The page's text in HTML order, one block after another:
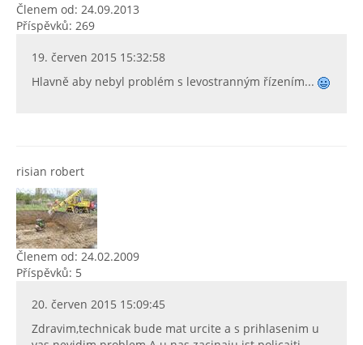
Členem od: 24.09.2013
Příspěvků: 269
19. červen 2015 15:32:58
Hlavně aby nebyl problém s levostranným řízením...
risian robert
Členem od: 24.02.2009
Příspěvků: 5
20. červen 2015 15:09:45
Zdravim,technicak bude mat urcite a s prihlasenim u